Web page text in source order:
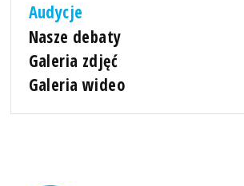
Audycje
Nasze debaty
Galeria zdjęć
Galeria wideo